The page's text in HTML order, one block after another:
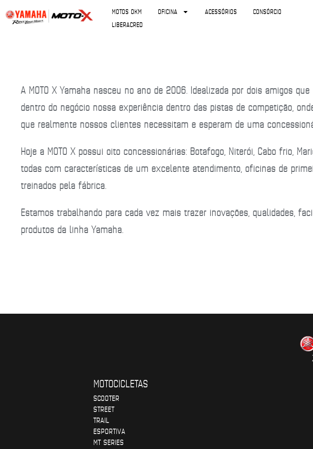
MOTOS 0KM OFICINA ACESSÓRIOS
CONSÓRCIO
LIBERACRED
A MOTO X Yamaha nasceu no ano de 2006. Idealizada por dois amigos
dentro do negócio nossa experiência dentro das pistas de competição,
que realmente nossos clientes necessitam e esperam de uma
Hoje a MOTO X possui oito concessionárias: Botafogo, Niterói, Cabo frio,
todas com características de um excelente atendimento, oficinas de
treinados pela fábrica.
Estamos trabalhando para cada vez mais trazer inovações, qualidades,
produtos da linha Yamaha.
MOTOCICLETAS
SCOOTER
STREET
TRAIL
ESPORTIVA
MT SERIES